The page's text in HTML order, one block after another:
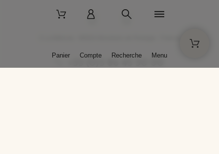
+33 (0)3 86 45 50 00
Panier Compte Recherche Menu